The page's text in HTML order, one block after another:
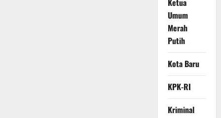
Ketua
Umum
Merah
Putih
Kota Baru
KPK-RI
Kriminal